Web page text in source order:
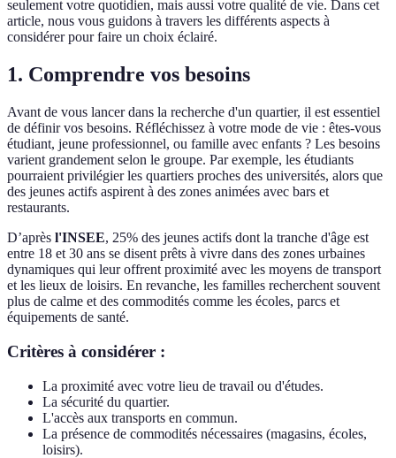
seulement votre quotidien, mais aussi votre qualité de vie. Dans cet
article, nous vous guidons à travers les différents aspects à
considérer pour faire un choix éclairé.
1. Comprendre vos besoins
Avant de vous lancer dans la recherche d'un quartier, il est essentiel
de définir vos besoins. Réfléchissez à votre mode de vie : êtes-vous
étudiant, jeune professionnel, ou famille avec enfants ? Les besoins
varient grandement selon le groupe. Par exemple, les étudiants
pourraient privilégier les quartiers proches des universités, alors que
des jeunes actifs aspirent à des zones animées avec bars et
restaurants.
D’après l'INSEE, 25% des jeunes actifs dont la tranche d'âge est
entre 18 et 30 ans se disent prêts à vivre dans des zones urbaines
dynamiques qui leur offrent proximité avec les moyens de transport
et les lieux de loisirs. En revanche, les familles recherchent souvent
plus de calme et des commodités comme les écoles, parcs et
équipements de santé.
Critères à considérer :
La proximité avec votre lieu de travail ou d'études.
La sécurité du quartier.
L'accès aux transports en commun.
La présence de commodités nécessaires (magasins, écoles,
loisirs).